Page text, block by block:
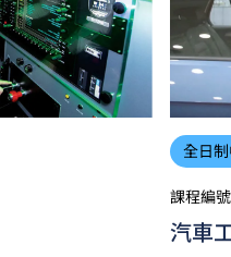
全日
課程編
汽車